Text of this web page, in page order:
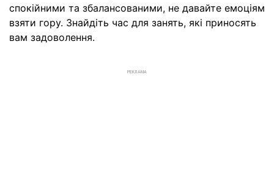
спокійними та збалансованими, не давайте емоціям
взяти гору. Знайдіть час для занять, які приносять
вам задоволення.
РЕКЛАМА